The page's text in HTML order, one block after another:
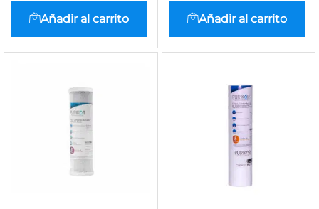
Añadir al carrito Añadir al carrito